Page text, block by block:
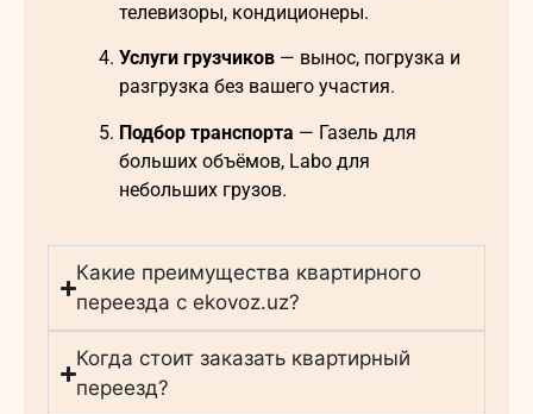
телевизоры, кондиционеры.
Услуги грузчиков — вынос, погрузка и
разгрузка без вашего участия.
Подбор транспорта — Газель для
больших объёмов, Labo для
небольших грузов.
Какие преимущества квартирного
переезда с ekovoz.uz?
Когда стоит заказать квартирный
переезд?